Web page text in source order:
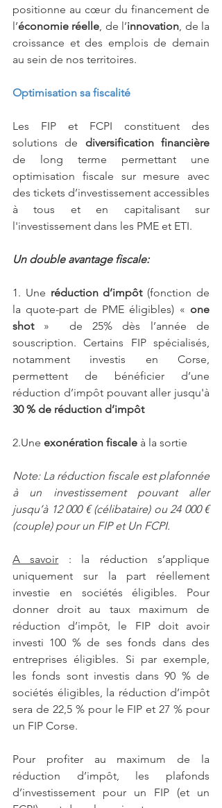
positionne au cœur du financement de
l’économie réelle , de l’innovation , de la
croissance et des emplois de demain
au sein de nos territoires.
Optimisation sa fiscalité
Les FIP et FCPI constituent des
solutions de diversification financière
de long terme permettant une
optimisation fiscale sur mesure avec
des tickets d’investissement accessibles
à tous et en capitalisant sur
l'investissement dans les PME et ETI.
Un double avantage fiscale:
1. Une réduction d’impôt (fonction de
la quote-part de PME éligibles) « one
shot »  de 25% dès l’année de
souscription. Certains FIP spécialisés,
notamment investis en Corse,
permettent de bénéficier d’une
30 % de réduction d’impôt
2.Une exonération fiscale à la sortie
Note: La réduction fiscale est plafonnée
à un investissement pouvant aller
jusqu’à 12 000 € (célibataire) ou 24 000 €
(couple) pour un FIP et Un FCPI.
A savoir : la réduction s’applique
uniquement sur la part réellement
investie en sociétés éligibles. Pour
donner droit au taux maximum de
réduction d’impôt, le FIP doit avoir
investi 100 % de ses fonds dans des
entreprises éligibles. Si par exemple,
les fonds sont investis dans 90 % de
sociétés éligibles, la réduction d’impôt
sera de 22,5 % pour le FIP et 27 % pour
un FIP Corse.
Pour profiter au maximum de la
réduction d’impôt, les plafonds
d’investissement pour un FIP (et un